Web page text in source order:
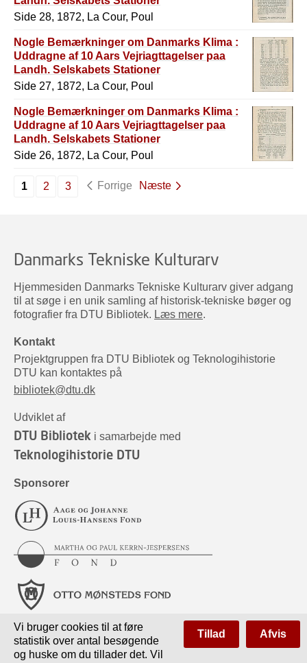
Side 28, 1872, La Cour, Poul
Nogle Bemærkninger om Danmarks Klima :
Uddragne af 10 Aars Vejriagttagelser paa
Landh. Selskabets Stationer
Side 27, 1872, La Cour, Poul
Nogle Bemærkninger om Danmarks Klima :
Uddragne af 10 Aars Vejriagttagelser paa
Landh. Selskabets Stationer
Side 26, 1872, La Cour, Poul
1 2 3 Forrige Næste
Danmarks Tekniske Kulturarv
Hjemmesiden Danmarks Tekniske Kulturarv giver adgang
til at søge i en unik samling af historisk-tekniske bøger og
fotografier fra DTU Bibliotek. Læs mere.
Kontakt
Projektgruppen fra DTU Bibliotek og Teknologihistorie
DTU kan kontaktes på
bibliotek@dtu.dk
Udviklet af
DTU Bibliotek i samarbejde med
Teknologihistorie DTU
Sponsorer
Vi bruger cookies til at føre
statistik over antal besøgende
og huske om du tillader det. Vil
Tillad Afvis